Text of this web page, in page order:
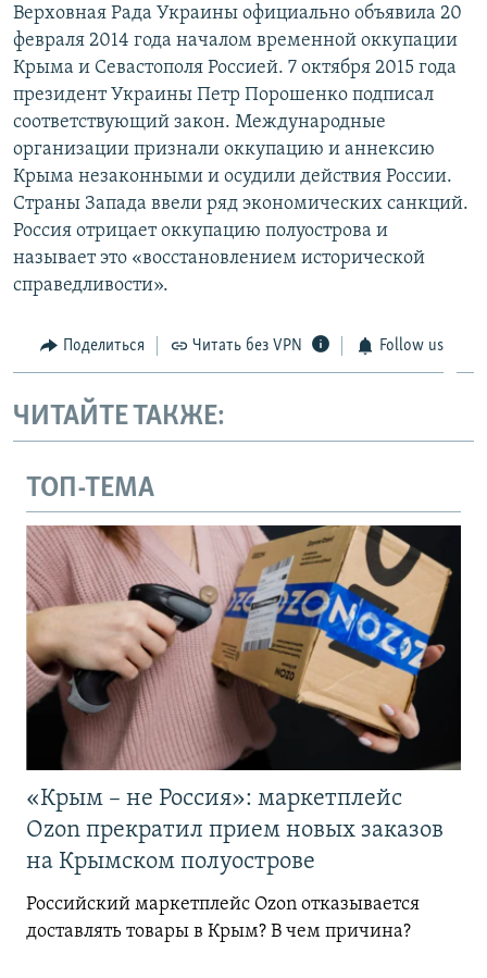
Верховная Рада Украины официально объявила 20
февраля 2014 года началом временной оккупации
Крыма и Севастополя Россией. 7 октября 2015 года
президент Украины Петр Порошенко подписал
соответствующий закон. Международные
организации признали оккупацию и аннексию
Крыма незаконными и осудили действия России.
Страны Запада ввели ряд экономических санкций.
Россия отрицает оккупацию полуострова и
называет это «восстановлением исторической
справедливости».
Поделиться Читать без VPN Follow us
ЧИТАЙТЕ ТАКЖЕ:
ТОП-ТЕМА
«Крым – не Россия»: маркетплейс
Ozon прекратил прием новых заказов
на Крымском полуострове
Российский маркетплейс Ozon отказывается
доставлять товары в Крым? В чем причина?